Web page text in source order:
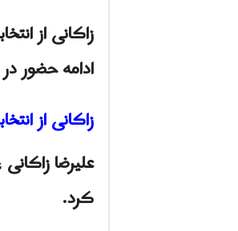
ادامه حضور
زاکانی از
کرد.